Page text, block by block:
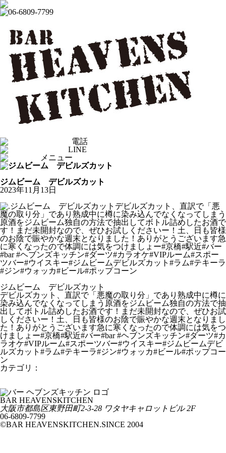
電話
LINE
メニュー
ジムビーム デビルズカット
2023年11月13日
ジムビーム デビルズカット
デビルズカット、直訳で「悪魔の取り分」であり熟成中に樽に
染み込んでなくなってしまう原酒をジムビーム独自の方法で抽
出してボトル詰めしたお酒です！まだ未開封なので、ぜひお試
しくださいー！土、日も皆様のお陰で賑やかな週末となりまし
た！ありがとうございます急に寒くなったので体調には気をつ
けましょー#京橋#駅近#バー#bar #ヘブンズキッチン#ダーツ#カ
ラオケ#VIPルーム#スポーツバー#ウイスキー#ジムビームデビ
ルズカット#ラム#テキーラ#ジン#ウォッカ#ビール#ポップコー
ン
カテゴリ：
BAR HEAVENSKITCHEN
大阪市都島区東野田町2-3-28 ワタヤキャロットビル 2F
06-6809-7799
©BAR HEAVENSKITCHEN.SINCE 2004